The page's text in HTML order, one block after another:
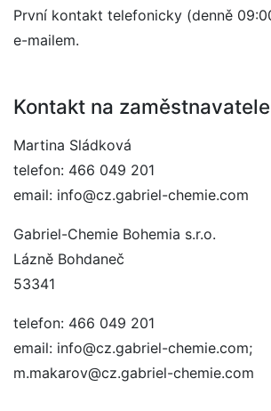
První kontakt telefonicky (denně
e-mailem.
Kontakt na zaměstnavatele
Martina Sládková
telefon: 466 049 201
email: info@cz.gabriel-chemie.com
Gabriel-Chemie Bohemia s.r.o.
Lázně Bohdaneč
53341
telefon: 466 049 201
email: info@cz.gabriel-chemie.com;
m.makarov@cz.gabriel-chemie.com